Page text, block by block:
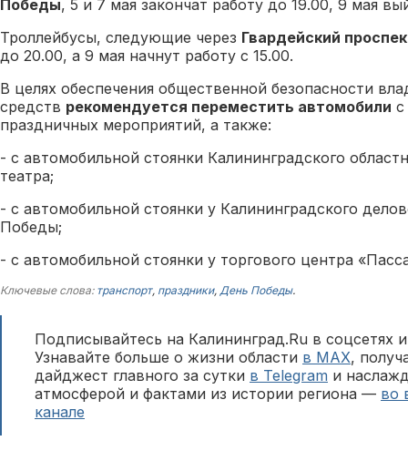
Победы, 5 и 7 мая закончат работу до 19.00, 9 мая
Троллейбусы, следующие через Гвардейский
до 20.00, а 9 мая начнут работу с 15.00.
В целях обеспечения общественной безопасности
средств рекомендуется переместить автомобили с
праздничных мероприятий, а также:
- с автомобильной стоянки Калининградского
театра;
- с автомобильной стоянки у Калининградского
Победы;
- с автомобильной стоянки у торгового центра
Ключевые слова: транспорт, праздники, День Победы.
Подписывайтесь на Калининград.Ru в соцсетях
Узнавайте больше о жизни области в MAX,
дайджест главного за сутки в Telegram и
атмосферой и фактами из истории региона — во
канале